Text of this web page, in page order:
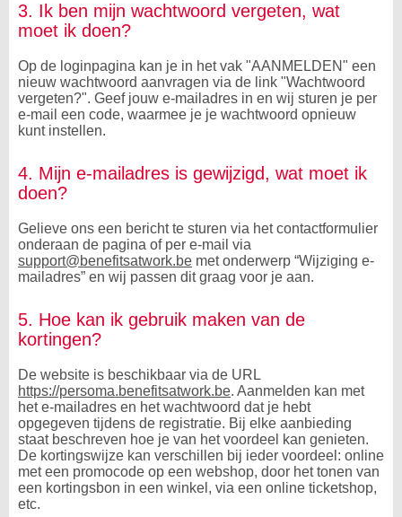
3. Ik ben mijn wachtwoord vergeten, wat
moet ik doen?
Op de loginpagina kan je in het vak "AANMELDEN" een
nieuw wachtwoord aanvragen via de link "Wachtwoord
vergeten?". Geef jouw e-mailadres in en wij sturen je per
e-mail een code, waarmee je je wachtwoord opnieuw
kunt instellen.
4. Mijn e-mailadres is gewijzigd, wat moet ik
doen?
Gelieve ons een bericht te sturen via het contactformulier
onderaan de pagina of per e-mail via
support@benefitsatwork.be met onderwerp “Wijziging e-
mailadres” en wij passen dit graag voor je aan.
5. Hoe kan ik gebruik maken van de
kortingen?
De website is beschikbaar via de URL
https://persoma.benefitsatwork.be. Aanmelden kan met
het e-mailadres en het wachtwoord dat je hebt
opgegeven tijdens de registratie. Bij elke aanbieding
staat beschreven hoe je van het voordeel kan genieten.
De kortingswijze kan verschillen bij ieder voordeel: online
met een promocode op een webshop, door het tonen van
een kortingsbon in een winkel, via een online ticketshop,
etc.